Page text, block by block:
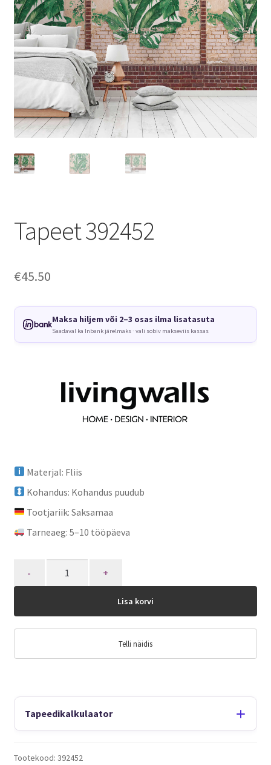
Tapeet 392452
€45.50
Maksa hiljem või 2–3 osas ilma lisatasuta
Saadaval ka Inbank järelmaks · vali sobiv makseviis kassas
Materjal: Fliis
Kohandus: Kohandus puudub
Tootjariik: Saksamaa
Tarneaeg: 5–10 tööpäeva
Lisa korvi
Telli näidis
Tapeedikalkulaator
Tootekood: 392452